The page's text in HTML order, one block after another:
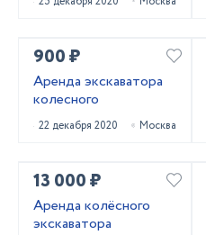
900 ₽
Аренда экскаватора
колесного
22 декабря 2020 Москва
13 000 ₽
Аренда колёсного
экскаватора